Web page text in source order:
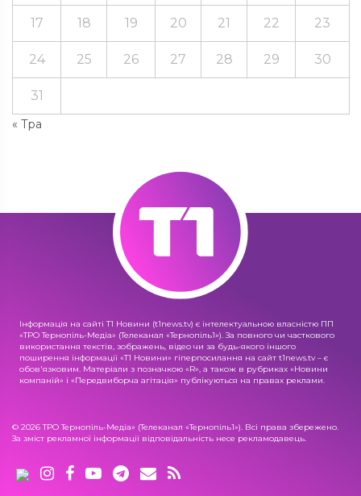
« Тра
17 18 19 20 21 22 23
24 25 26 27 28 29 30
31
Інформація на сайті Т1 Новини (t1news.tv) є інтелектуальною власністю ПП
«ТРО Тернопіль-Медіа» (Телеканал «Тернопіль1»). За повного чи часткового
використання текстів, зображень, відео чи за будь-якого іншого
поширення інформації «Т1 Новини» гіперпосилання на сайт t1news.tv – є
обов'язковим. Матеріали з позначкою «R», а також в рубриках «Новини
компаній» і «Передвиборча агітація» публікуються на правах реклами.
© 2026 ТРО Тернопіль-Медіа» (Телеканал «Тернопіль1»). Всі права збережено.
За зміст рекламної інформації відповідальність несе рекламодавець.